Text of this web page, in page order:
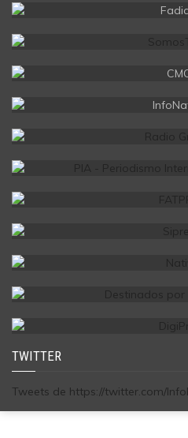
TWITTER
Tweets de https://twitter.com/